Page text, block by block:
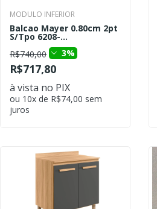
MODULO INFERIOR
Balcao Mayer 0.80cm 2pt
S/Tpo 6208-...
R$740,00
3%
R$717,80
à vista no PIX
ou 10x de R$74,00 sem
juros